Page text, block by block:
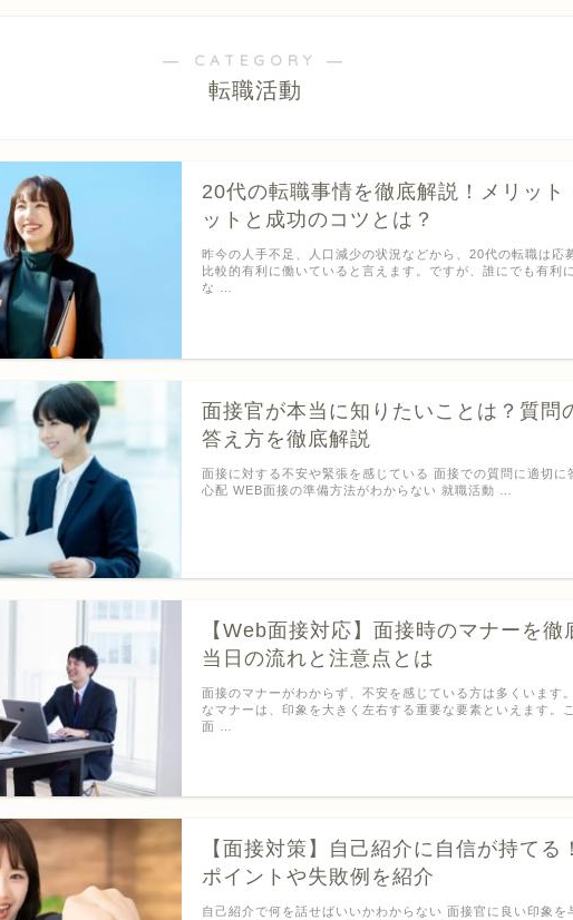
― CATEGORY ―
転職活動
20代の転職事情を徹底解説！メリット
ットと成功のコツとは？
昨今の人手不足、人口減少の状況などから、20代の転職は応
比較的有利に働いていると言えます。ですが、誰にでも有利
な …
面接官が本当に知りたいことは？質問
答え方を徹底解説
面接に対する不安や緊張を感じている 面接での質問に適切に
心配 WEB面接の準備方法がわからない 就職活動 …
【Web面接対応】面接時のマナーを徹
当日の流れと注意点とは
面接のマナーがわからず、不安を感じている方は多くいます
なマナーは、印象を大きく左右する重要な要素といえます。
面 …
【面接対策】自己紹介に自信が持てる
ポイントや失敗例を紹介
自己紹介で何を話せばいいかわからない 面接官に良い印象を